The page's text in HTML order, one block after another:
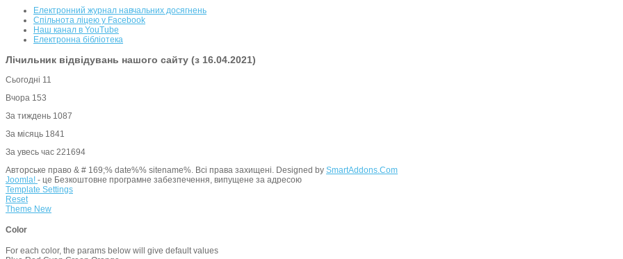
Електронний журнал навчальних досягнень
Спільнота ліцею у Facebook
Наш канал в YouTube
Електронна бібліотека
Лічильник відвідувань нашого сайту (з 16.04.2021)
Сьогодні 11
Вчора 153
За тиждень 1087
За місяць 1841
За увесь час 221694
Авторське право & # 169;% date%% sitename%. Всі права захищені. Designed by SmartAddons.Com
Joomla! - це Безкоштовне програмне забезпечення, випущене за адресою
Template Settings
Reset
Theme New
Color
For each color, the params below will give default values